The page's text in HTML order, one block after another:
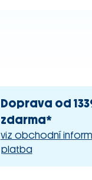
Doprava od
zdarma*
viz obchodní
platba